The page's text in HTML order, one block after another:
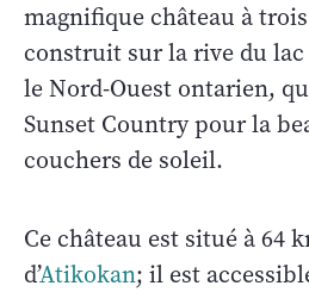
magnifique château à trois
construit sur la rive du
le Nord-Ouest ontarien,
Sunset Country pour la
couchers de soleil.
Ce château est situé à 64
d’Atikokan; il est